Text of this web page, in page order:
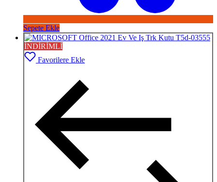
Sepete Ekle
İNDİRİMLİ
Favorilere Ekle